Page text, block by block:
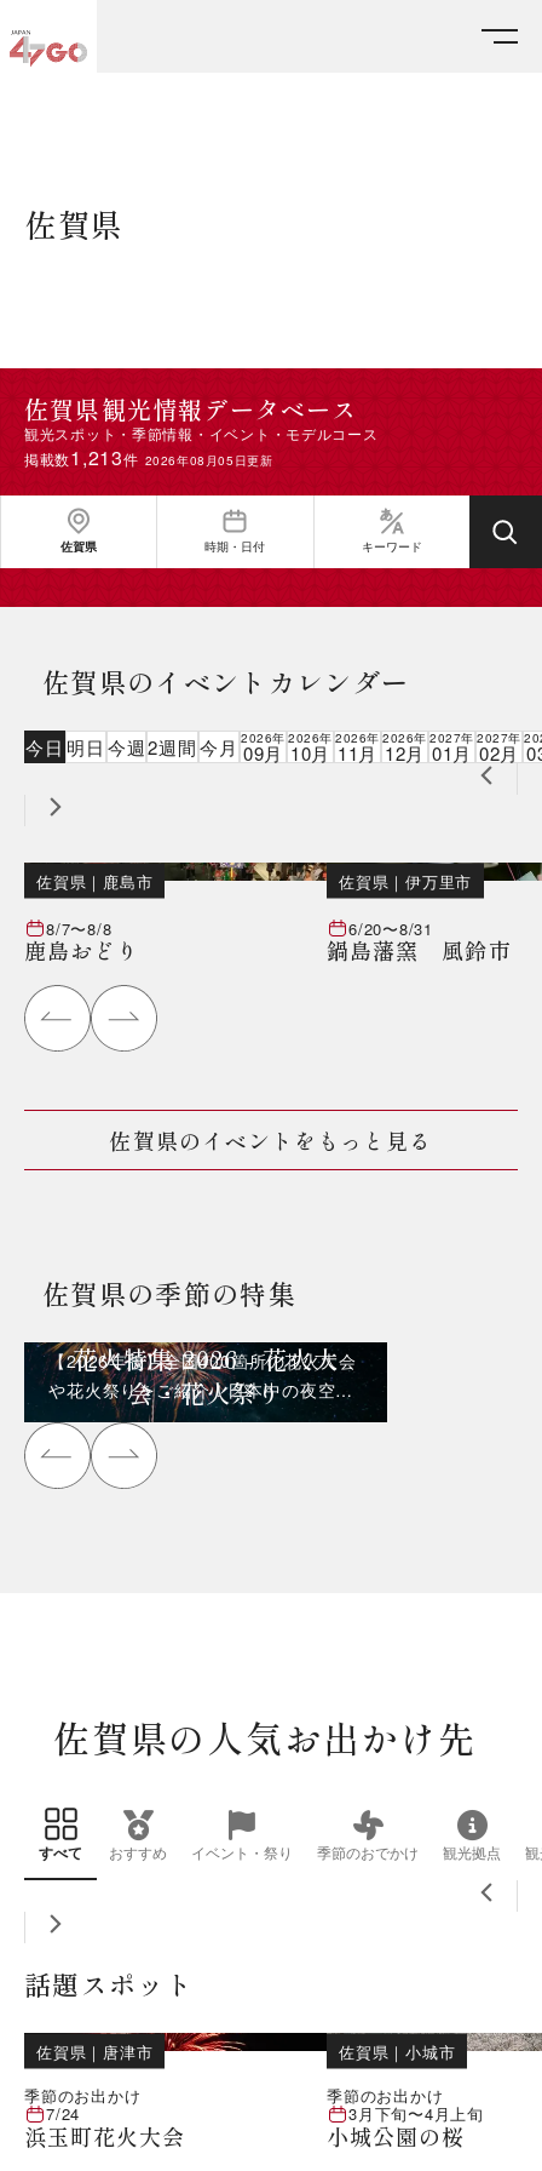
佐賀県
佐賀県観光情報データベース
観光スポット・季節情報・イベント・モデルコース
掲載数1,213件 2026年08月05日更新
佐賀県 時期・日付 キーワード
佐賀県のイベントカレンダー
今日 明日 今週 2週間今月 2026年
09月
2026年
10月
2026年
11月
2026年
12月
2027年
01月
2027年
02月
佐賀県 ｜ 鹿島市
8/7〜8/8
鹿島おどり
佐賀県 ｜伊万里市
6/20〜8/31
鍋島藩窯 風鈴市
佐賀県のイベントをもっと見る
佐賀県の季節の特集
花火特集 2026 - 花火大
会・花火祭り
【2026年版】全国400箇所の花火大会
や花火祭りをご紹介！日本中の夜空を
彩る花火を見に行こう！！！
佐賀県の人気お出かけ先
すべて おすすめ イベント・祭り 季節のおでかけ 観光拠点
話題スポット
佐賀県 ｜ 唐津市
季節のお出かけ
7/24
浜玉町花火大会
佐賀県 ｜小城市
季節のお出かけ
3月下旬〜4月上旬
小城公園の桜